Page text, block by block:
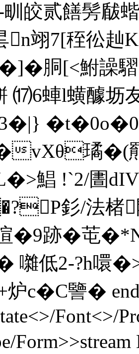
皎贰饍髣瞂
n翊7[秷彸
胴[<鮒譟
鮩 ⒄6蛼l蟥醵
�t�0o�0-
vXθ璚�(羆
鯧 !`2 /圕
釤/法
�9跡�芚
囃低2-?h噮
c� C譼�
Font<>/